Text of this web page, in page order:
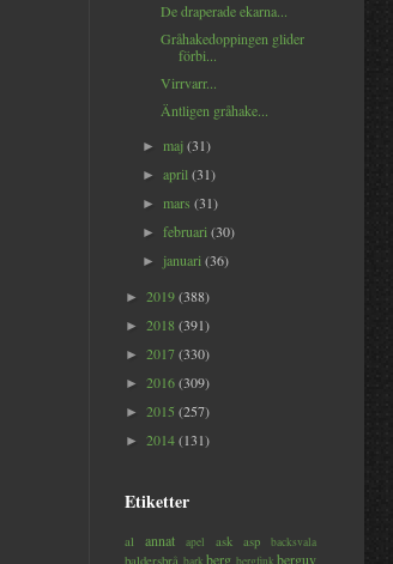
De draperade ekarna...
Gråhakedoppingen glider
förbi...
Virrvarr...
Äntligen gråhake...
►maj(31)
►april(31)
►mars(31)
►februari(30)
► januari(36)
► 2019(388)
► 2018 (391)
► 2017(330)
► 2016(309)
► 2015 (257)
► 2014(131)
Etiketter
al annat apel ask asp backsvala
berg berguv